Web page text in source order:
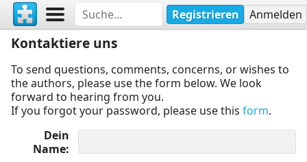
Registrieren Anmelden
Kontaktiere uns
To send questions, comments, concerns, or wishes to
the authors, please use the form below. We look
forward to hearing from you.
If you forgot your password, please use this form.
Dein
Name